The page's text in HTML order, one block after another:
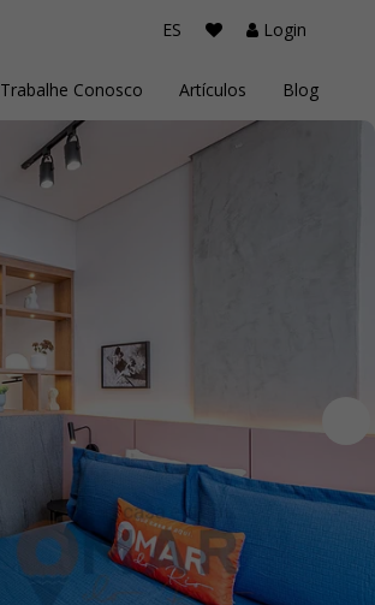
ES Login
Trabalhe Conosco Artículos Blog